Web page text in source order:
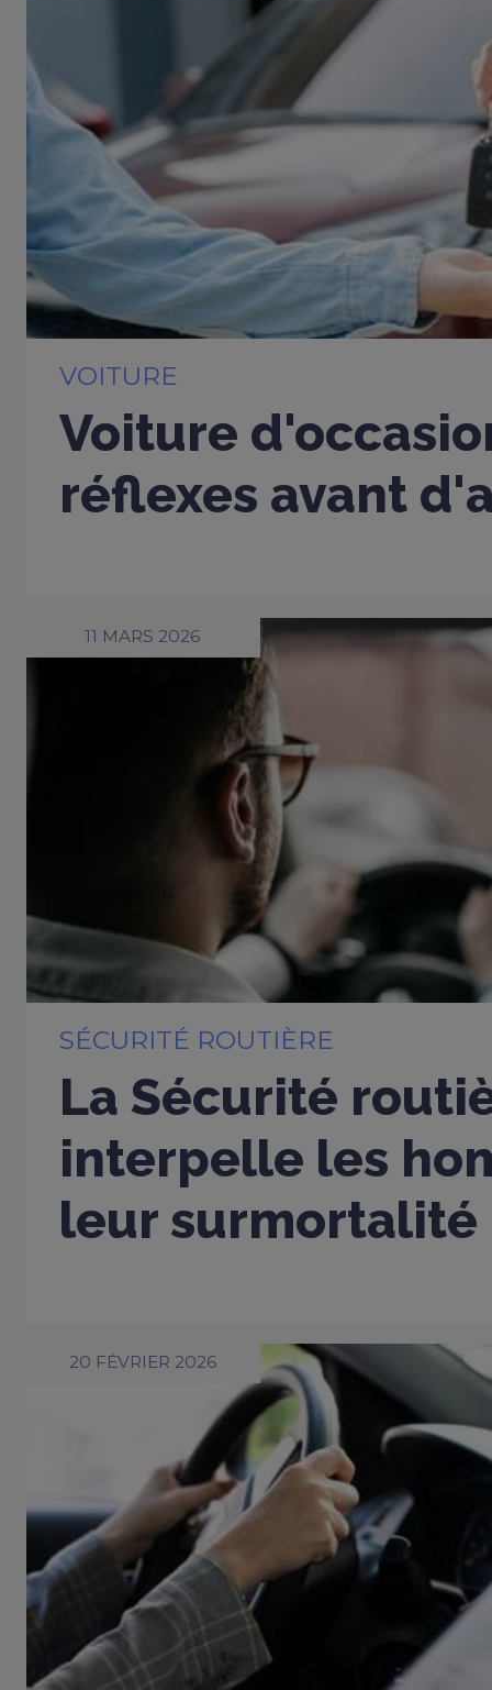
VOITURE
Voiture
réflexes avant
11 MARS 2026
SÉCURITÉ ROUTIÈRE
La Sécurité
interpelle les
leur
20 FÉVRIER 2026